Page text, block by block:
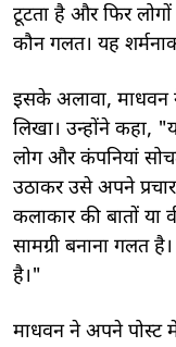
टूटता है और फिर
कौन गलत। यह
इसके अलावा, माधवन
लिखा। उन्होंने कहा,
लोग और कंपनियां
उठाकर उसे अपने
कलाकार की बातों या
सामग्री बनाना गलत
है।"
माधवन ने अपने पोस्ट